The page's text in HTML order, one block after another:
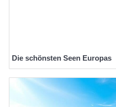
Die schönsten Seen Europas